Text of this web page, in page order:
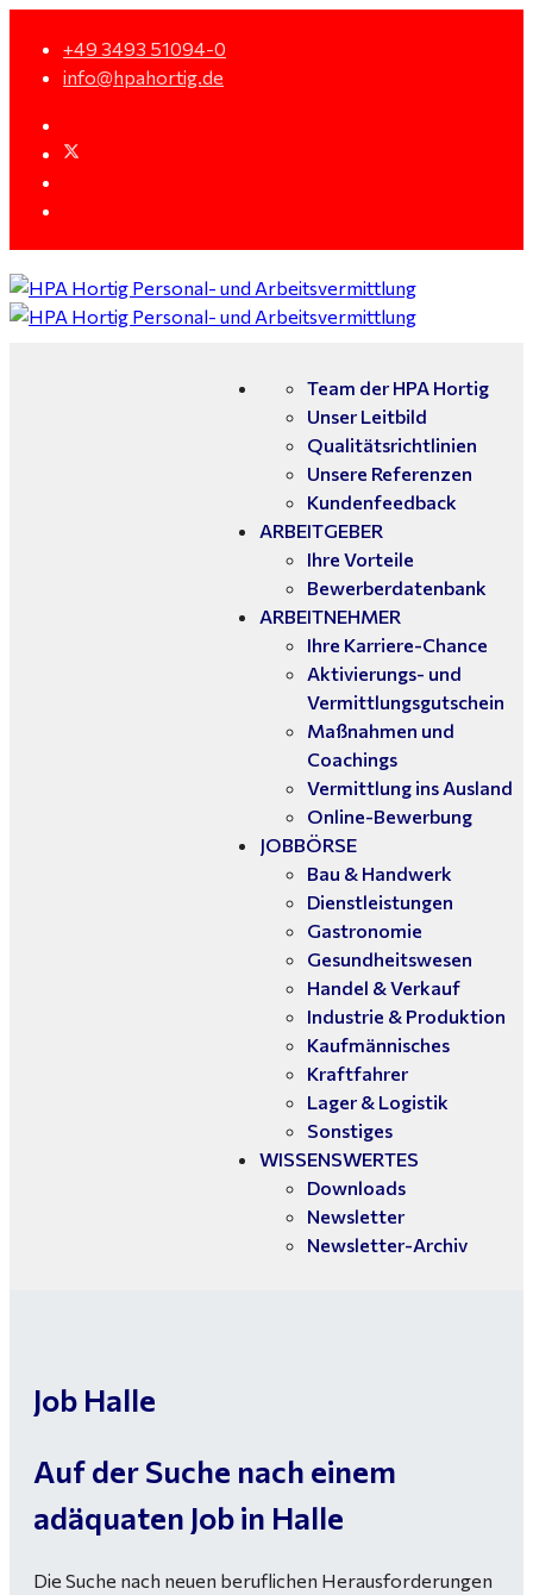
+49 3493 51094-0
info@hpahortig.de
Team der HPA Hortig
Unser Leitbild
Qualitätsrichtlinien
Unsere Referenzen
Kundenfeedback
ARBEITGEBER
Ihre Vorteile
Bewerberdatenbank
ARBEITNEHMER
Ihre Karriere-Chance
Aktivierungs- und
Vermittlungsgutschein
Maßnahmen und
Coachings
Vermittlung ins Ausland
Online-Bewerbung
JOBBÖRSE
Bau & Handwerk
Dienstleistungen
Gastronomie
Gesundheitswesen
Handel & Verkauf
Industrie & Produktion
Kaufmännisches
Kraftfahrer
Lager & Logistik
Sonstiges
WISSENSWERTES
Downloads
Newsletter
Newsletter-Archiv
Job Halle
Auf der Suche nach einem
adäquaten Job in Halle
Die Suche nach neuen beruflichen Herausforderungen